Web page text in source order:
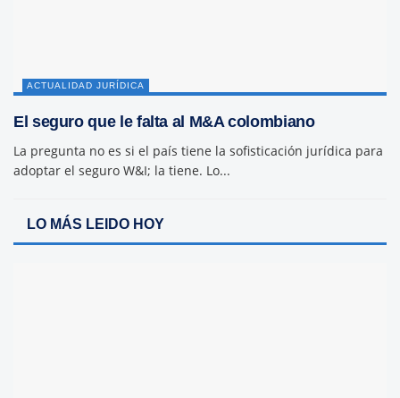
ACTUALIDAD JURÍDICA
El seguro que le falta al M&A colombiano
La pregunta no es si el país tiene la sofisticación jurídica para
adoptar el seguro W&I; la tiene. Lo...
LO MÁS LEIDO HOY